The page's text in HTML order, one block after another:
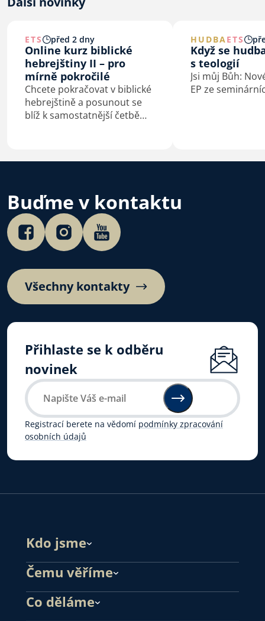
ETS před 2 dny
Online kurz biblické
hebrejštiny II – pro
mírně pokročilé
Chcete pokračovat v biblické
hebrejštině a posunout se
blíž k samostatnější četbě
HUDBA ETS
Když se
s teologií
Jsi můj Bůh:
EP ze
Buďme v kontaktu
Všechny kontakty
Přihlaste se k odběru
novinek
Registrací berete na vědomí podmínky zpracování
osobních údajů
Kdo jsme
Čemu věříme
Co děláme